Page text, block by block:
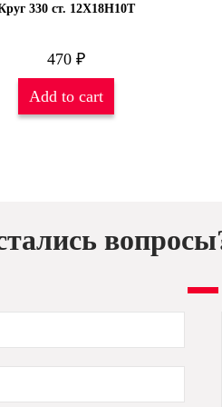
330 ст. 12Х18Н10Т
470 ₽
Add to cart